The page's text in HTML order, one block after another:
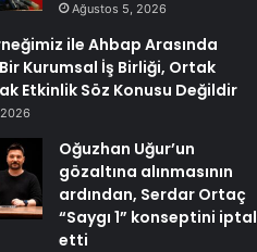
Ağustos 5, 2026
ile Ahbap Arasında
Kurumsal İş Birliği, Ortak
Etkinlik Söz Konusu Değildir
Oğuzhan Uğur’un
gözaltına alınmasının
ardından, Serdar Ortaç
“Saygı 1” konseptini iptal
etti